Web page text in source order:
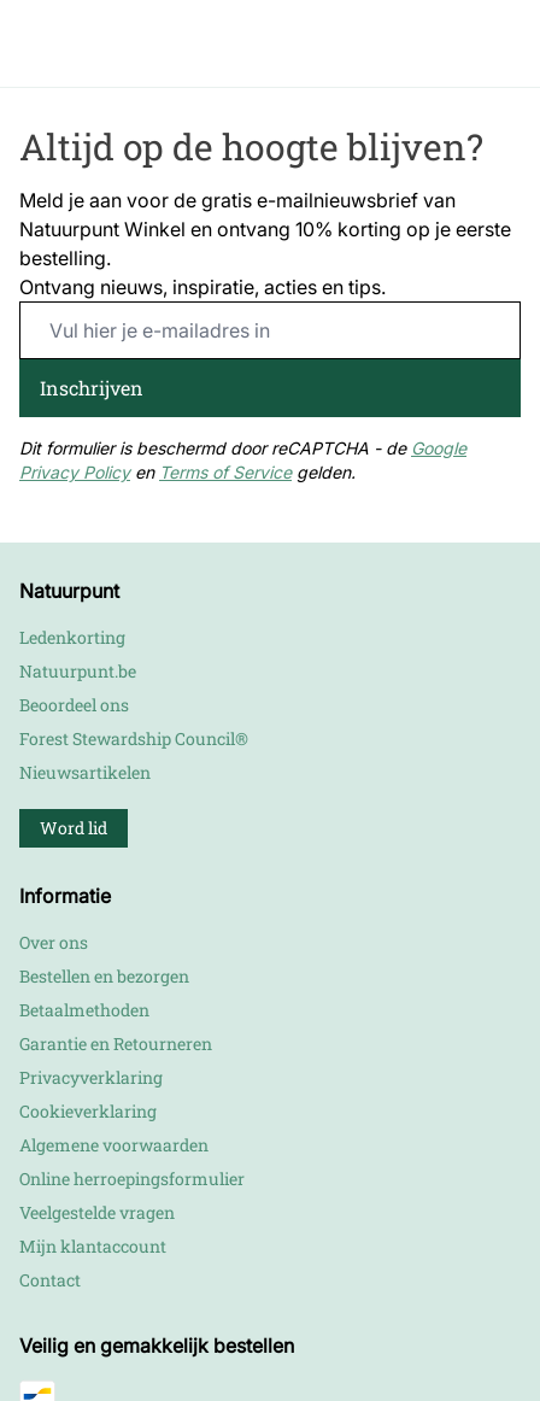
Een kleine moeite, met een groot verschil voor de
vogels rondom je huis.
Grote bonte specht,
Groene specht, Huismus,
Staartmees, Glanskop,
Boomklever, Spreeuw,
Altijd op de hoogte blijven?
Meld je aan voor de gratis e-mailnieuwsbrief van
Natuurpunt Winkel en ontvang 10% korting op je eerste
bestelling.
Ontvang nieuws, inspiratie, acties en tips.
Inschrijven
Dit formulier is beschermd door reCAPTCHA - de Google
Privacy Policyen Terms of Servicegelden.
Natuurpunt
Ledenkorting
Natuurpunt.be
Beoordeel ons
Forest Stewardship Council®
Nieuwsartikelen
Word lid
Informatie
Over ons
Bestellen en bezorgen
Betaalmethoden
Garantie en Retourneren
Privacyverklaring
Cookieverklaring
Algemene voorwaarden
Online herroepingsformulier
Veelgestelde vragen
Mijn klantaccount
Contact
Veilig en gemakkelijk bestellen